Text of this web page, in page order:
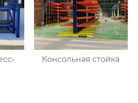
Консольная стойка